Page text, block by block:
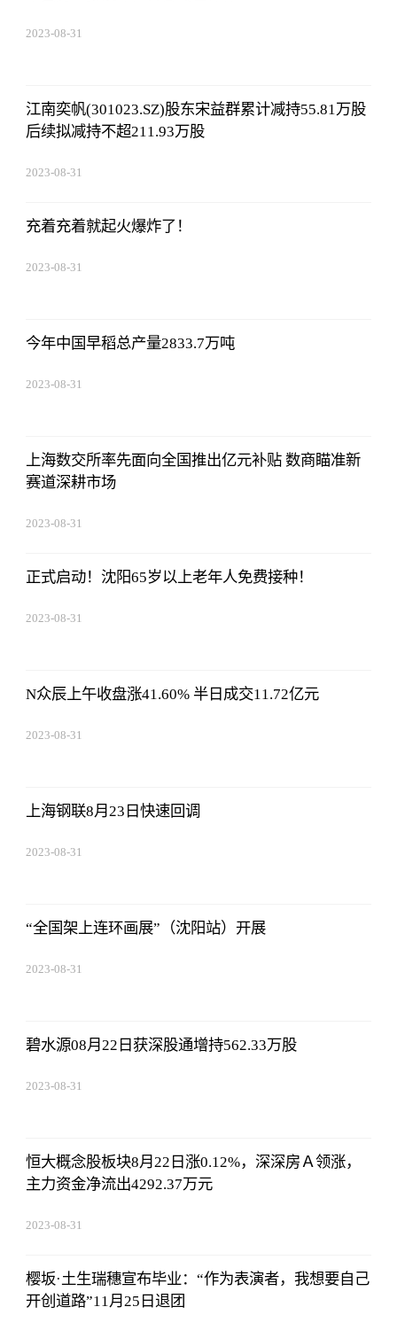
2023-08-31
江南奕帆(301023.SZ)股东宋益群累计减持55.81万股
后续拟减持不超211.93万股
2023-08-31
充着充着就起火爆炸了！
2023-08-31
今年中国早稻总产量2833.7万吨
2023-08-31
上海数交所率先面向全国推出亿元补贴 数商瞄准新
赛道深耕市场
2023-08-31
正式启动！沈阳65岁以上老年人免费接种！
2023-08-31
N众辰上午收盘涨41.60% 半日成交11.72亿元
2023-08-31
上海钢联8月23日快速回调
2023-08-31
“全国架上连环画展”（沈阳站）开展
2023-08-31
碧水源08月22日获深股通增持562.33万股
2023-08-31
恒大概念股板块8月22日涨0.12%，深深房Ａ领涨，
主力资金净流出4292.37万元
2023-08-31
樱坂·土生瑞穗宣布毕业：“作为表演者，我想要自己
开创道路”11月25日退团